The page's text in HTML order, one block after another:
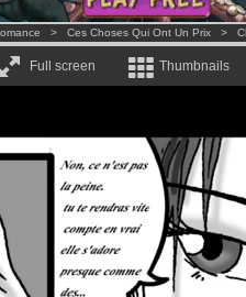
> Ces Choses Qui Ont Un Prix >
Full screen Thumbnails